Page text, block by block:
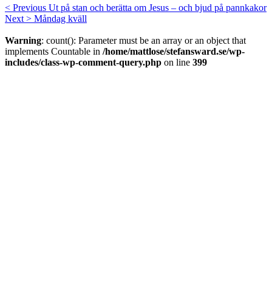
< Previous Ut på stan och berätta om Jesus – och bjud på pannkakor
Next > Måndag kväll
Warning: count(): Parameter must be an array or an object that
implements Countable in /home/mattlose/stefansward.se/wp-
includes/class-wp-comment-query.php on line 399